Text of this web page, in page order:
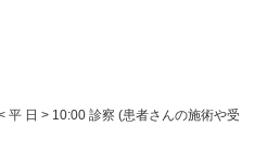
平 日 > 10:00 診察 (患者さんの施術や受